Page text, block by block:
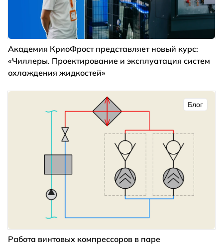
Академия КриоФрост представляет новый курс:
«Чиллеры. Проектирование и эксплуатация систем
охлаждения жидкостей»
Блог
Работа винтовых компрессоров в паре